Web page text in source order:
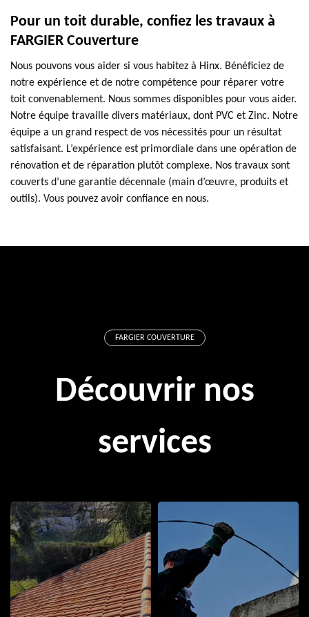
Pour un toit durable, confiez les travaux à
FARGIER Couverture
Nous pouvons vous aider si vous habitez à Hinx. Bénéficiez de
notre expérience et de notre compétence pour réparer votre
toit convenablement. Nous sommes disponibles pour vous aider.
Notre équipe travaille divers matériaux, dont PVC et Zinc. Notre
équipe a un grand respect de vos nécessités pour un résultat
satisfaisant. L’expérience est primordiale dans une opération de
rénovation et de réparation plutôt complexe. Nos travaux sont
couverts d’une garantie décennale (main d’œuvre, produits et
outils). Vous pouvez avoir confiance en nous.
FARGIER COUVERTURE
Découvrir nos
services